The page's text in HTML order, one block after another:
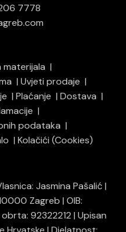
7778
materijala
Uvjeti prodaje
Plaćanje
Dostava
podataka
Kolačići (Cookies)
Jasmina Pašalić |
Zagreb | OIB:
92322212 | Upisan